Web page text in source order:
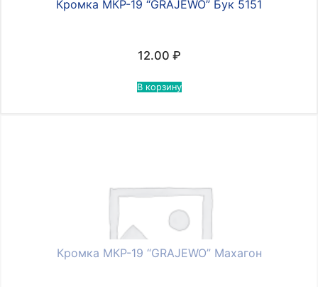
Кромка МКР-19 “GRAJEWO” Бук 5151
12.00 ₽
В корзину
Кромка МКР-19 “GRAJEWO” Махагон